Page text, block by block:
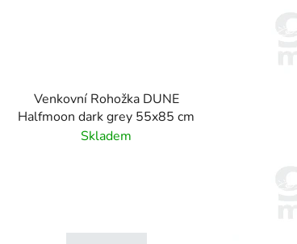
Venkovní Rohožka DUNE
Halfmoon dark grey 55x85 cm
Skladem